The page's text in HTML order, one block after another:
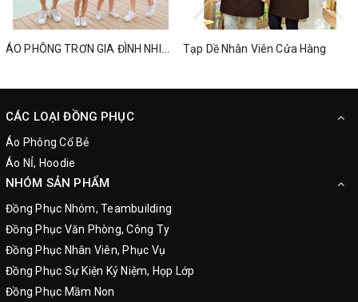
ÁO PHÔNG TRƠN GIA ĐÌNH NHIỀU MÀU Tạp Dề Nhân Viên Cửa Hàng
CÁC LOẠI ĐỒNG PHỤC
Áo Phông Cổ Bẻ
Áo NỈ, Hoodie
NHÓM SẢN PHẨM
Đồng Phục Nhóm, Teambuilding
Đồng Phục Văn Phòng, Công Ty
Đồng Phục Nhân Viên, Phục Vụ
Đồng Phục Sự Kiện Kỷ Niệm, Họp Lớp
Đồng Phục Mầm Non